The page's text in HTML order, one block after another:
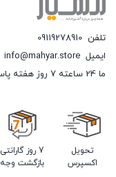
تلفن 09119278910
ایمیل info@mahyar.store
ما 24 ساعته 7 روز هفته پاسخگوی شما هستیم.
تحویل
اکسپرس
7 روز گارانتی
بازگشت وجه